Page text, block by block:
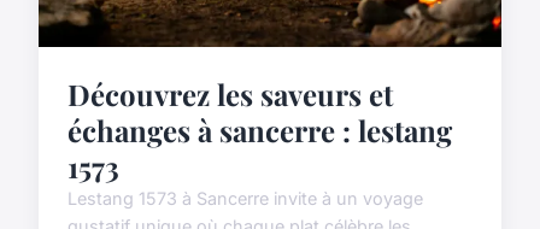
Découvrez les saveurs et
échanges à sancerre : lestang
1573
Lestang 1573 à Sancerre invite à un voyage